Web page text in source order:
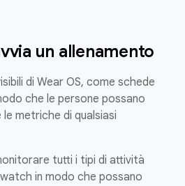
un allenamento
di Wear OS, come schede
che le persone possano
metriche di qualsiasi
tutti i tipi di attività
in modo che possano